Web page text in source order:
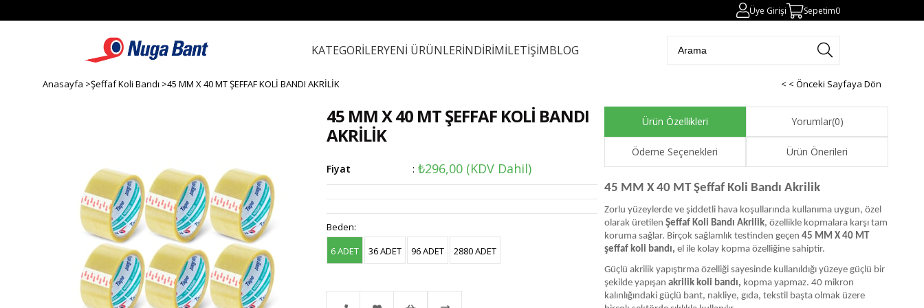
Üye Girişi Sepetim0
KATEGORİLERYENİ ÜRÜNLERİNDİRİMİLETİŞİMBLOG
Anasayfa >Şeffaf Koli Bandı >45 MM X 40 MT ŞEFFAF KOLİ BANDI AKRİLİK < < Önceki Sayfaya Dön
45 MM X 40 MT ŞEFFAF KOLİ BANDI
AKRİLİK
Fiyat : ₺296,00 (KDV Dahil)
Beden:
6 ADET
36 ADET 96 ADET 2880 ADET
Ürün Özellikleri Yorumlar(0)
Ödeme Seçenekleri Ürün Önerileri
45 MM X 40 MT Şeffaf Koli Bandı Akrilik
Zorlu yüzeylerde ve şiddetli hava koşullarında kullanıma uygun, özel
olarak üretilen Şeffaf Koli Bandı Akrilik, özellikle kopmalara karşı tam
koruma sağlar. Birçok sağlamlık testinden geçen 45 MM X 40 MT
şeffaf koli bandı, el ile kolay kopma özelliğine sahiptir.
Güçlü akrilik yapıştırma özelliği sayesinde kullanıldığı yüzeye güçlü bir
şekilde yapışan akrilik koli bandı, kopma yapmaz. 40 mikron
kalınlığındaki güçlü bant, nakliye, gıda, tekstil başta olmak üzere